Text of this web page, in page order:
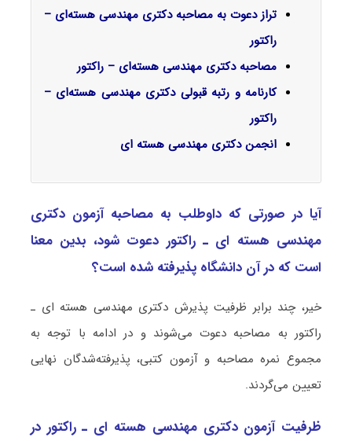
تراز دعوت به مصاحبه دکتری مهندسی هسته‌ای –
راکتور
مصاحبه دکتری مهندسی هسته‌ای – راکتور
کارنامه و رتبه قبولی دکتری مهندسی هسته‌ای –
راکتور
انجمن دکتری مهندسی هسته ای
آیا در صورتی که داوطلب به مصاحبه آزمون دکتری
مهندسی هسته ای ـ راﻛﺘﻮر دعوت شود، بدین معنا
است که در آن دانشگاه پذیرفته شده است؟
خیر، چند برابر ظرفیت پذیرش دکتری مهندسی هسته ای ـ
راﻛﺘﻮر به مصاحبه دعوت می‌شوند و در ادامه با توجه به
مجموع نمره مصاحبه و آزمون کتبی، پذیرفته‌شدگان نهایی
تعیین می‌گردند.
ظرفیت آزمون دکتری مهندسی هسته ای ـ راﻛﺘﻮر در